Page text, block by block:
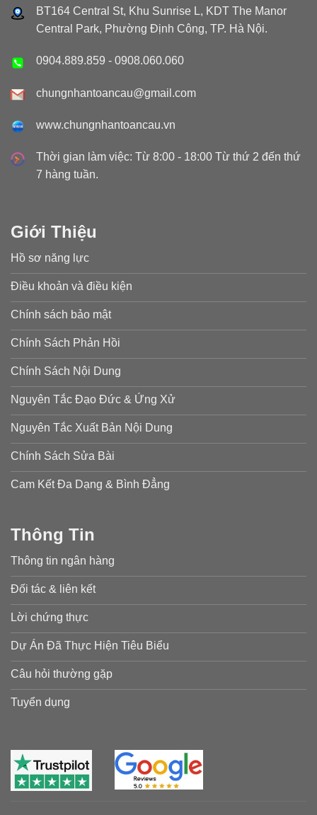
BT164 Central St, Khu Sunrise L, KDT The Manor
Central Park, Phường Định Công, TP. Hà Nội.
0904.889.859 - 0908.060.060
chungnhantoancau@gmail.com
www.chungnhantoancau.vn
Thời gian làm việc: Từ 8:00 - 18:00 Từ thứ 2 đến thứ
7 hàng tuần.
Giới Thiệu
Hồ sơ năng lực
Điều khoản và điều kiện
Chính sách bảo mật
Chính Sách Phản Hồi
Chính Sách Nội Dung
Nguyên Tắc Đạo Đức & Ứng Xử
Nguyên Tắc Xuất Bản Nội Dung
Chính Sách Sửa Bài
Cam Kết Đa Dạng & Bình Đẳng
Thông Tin
Thông tin ngân hàng
Đối tác & liên kết
Lời chứng thực
Dự Án Đã Thực Hiện Tiêu Biểu
Câu hỏi thường gặp
Tuyển dụng